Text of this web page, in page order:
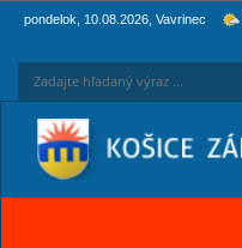
pondelok, 10.08.2026, Vavrinec